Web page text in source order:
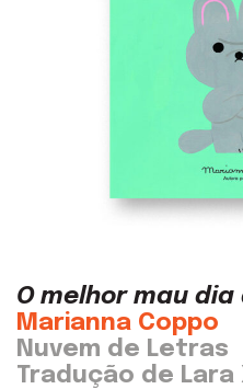
O melhor mau dia
Marianna Coppo
Nuvem de Letras
Tradução de Lara